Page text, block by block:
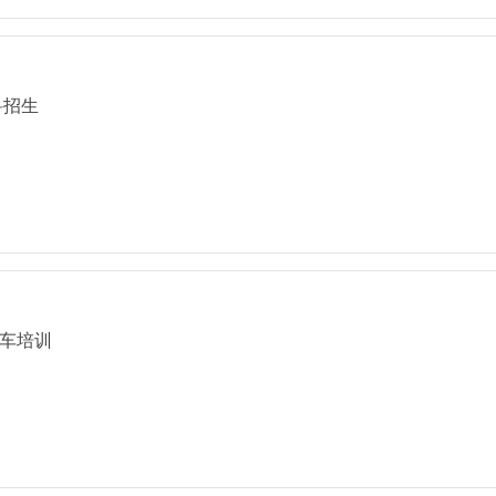
生
培训